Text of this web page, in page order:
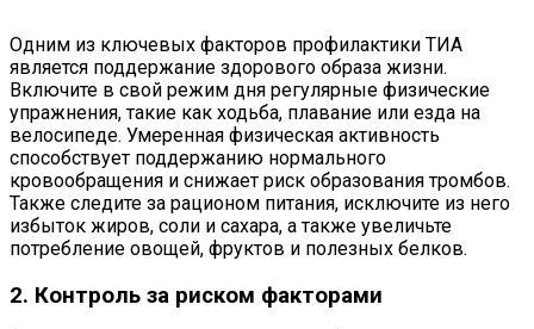
Одним из ключевых факторов профилактики ТИА
является поддержание здорового образа жизни.
Включите в свой режим дня регулярные физические
упражнения, такие как ходьба, плавание или езда на
велосипеде. Умеренная физическая активность
способствует поддержанию нормального
кровообращения и снижает риск образования тромбов.
Также следите за рационом питания, исключите из него
избыток жиров, соли и сахара, а также увеличьте
потребление овощей, фруктов и полезных белков.
2. Контроль за риском факторами